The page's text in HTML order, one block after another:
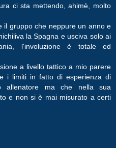
ci sta mettendo, ahimè, molto
il gruppo che neppure un anno e
la Spagna e usciva solo ai
l'involuzione è totale ed
a livello tattico a mio parere
i limiti in fatto di esperienza di
allenatore ma che nella sua
e non si è mai misurato a certi